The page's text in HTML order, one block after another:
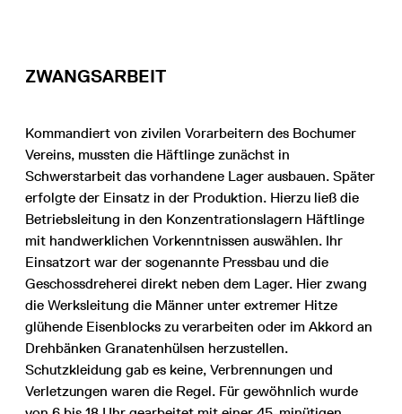
ZWANGSARBEIT
Kommandiert von zivilen Vorarbeitern des Bochumer
Vereins, mussten die Häftlinge zunächst in
Schwerstarbeit das vorhandene Lager ausbauen. Später
erfolgte der Einsatz in der Produktion. Hierzu ließ die
Betriebsleitung in den Konzentrationslagern Häftlinge
mit handwerklichen Vorkenntnissen auswählen. Ihr
Einsatzort war der sogenannte Pressbau und die
Geschossdreherei direkt neben dem Lager. Hier zwang
die Werksleitung die Männer unter extremer Hitze
glühende Eisenblocks zu verarbeiten oder im Akkord an
Drehbänken Granatenhülsen herzustellen.
Schutzkleidung gab es keine, Verbrennungen und
Verletzungen waren die Regel. Für gewöhnlich wurde